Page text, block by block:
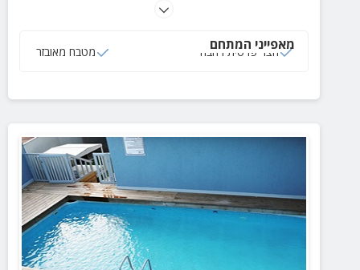
מאפייני המתחם
חצר פרטית רחבה מטבח מאובזר